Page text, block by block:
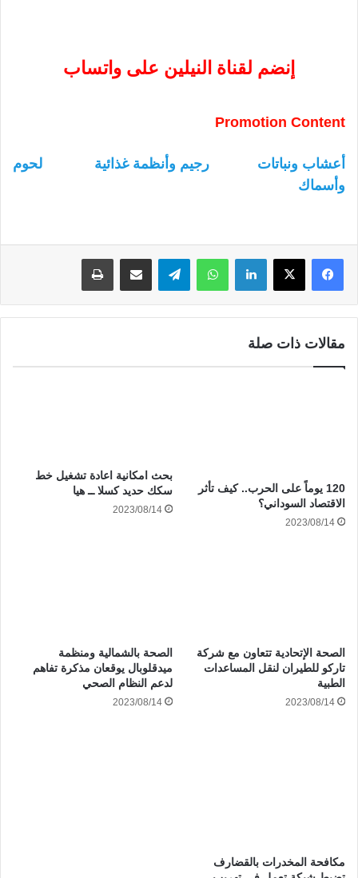
إنضم لقناة النيلين على واتساب
Promotion Content
أعشاب ونباتات رجيم وأنظمة غذائية
لحوم
وأسماك
لينكدإن واتساب
مقالات ذات صلة
120 يوماً على الحرب.. كيف تأثر
الاقتصاد السوداني؟
2023/08/14
بحث امكانية اعادة تشغيل خط
سكك حديد كسلا ــ هيا
2023/08/14
الصحة الإتحادية تتعاون مع شركة
تاركو للطيران لنقل المساعدات
الطبية
2023/08/14
الصحة بالشمالية ومنظمة
ميدقلوبال يوقعان مذكرة تفاهم
لدعم النظام الصحي
2023/08/14
مكافحة المخدرات بالقضارف